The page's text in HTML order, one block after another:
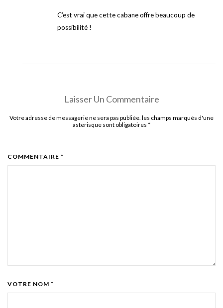
C’est vrai que cette cabane offre beaucoup de
possibilité !
Laisser Un Commentaire
Votre adresse de messagerie ne sera pas publiée. les champs marqués d'une
asterisque sont obligatoires *
COMMENTAIRE *
VOTRE NOM *